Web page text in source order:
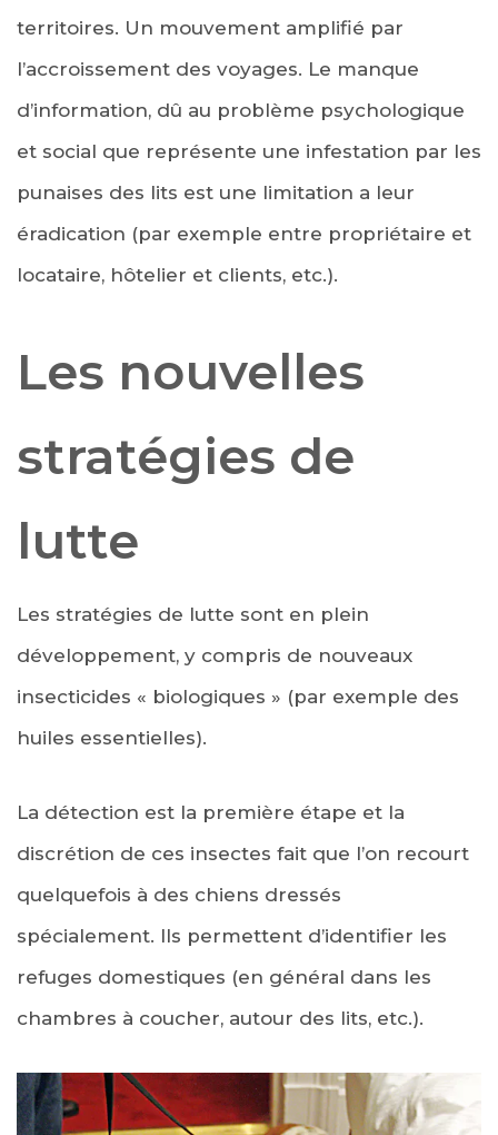
territoires. Un mouvement amplifié par
l’accroissement des voyages. Le manque
d’information, dû au problème psychologique
et social que représente une infestation par les
punaises des lits est une limitation a leur
éradication (par exemple entre propriétaire et
locataire, hôtelier et clients, etc.).
Les nouvelles
stratégies de
lutte
Les stratégies de lutte sont en plein
développement, y compris de nouveaux
insecticides « biologiques » (par exemple des
huiles essentielles).
La détection est la première étape et la
discrétion de ces insectes fait que l’on recourt
quelquefois à des chiens dressés
spécialement. Ils permettent d’identifier les
refuges domestiques (en général dans les
chambres à coucher, autour des lits, etc.).